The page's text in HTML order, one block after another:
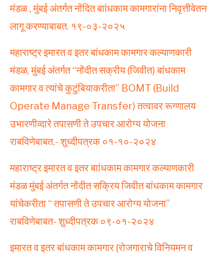
मंडळ , मुंबई अंतर्गत नोंदित बाांधकाम कामगारांना निवृत्तीवेतन
लागू करण्याबाबत. १९-०३-२०२५
महाराष्ट्र इमारत व इतर बांधकाम कामगार कल्याणकारी
मंडळ, मुंबई अंतर्गत “नोंदीत सक्रीय (जिवीत) बांधकाम
कामगार व त्यांचे कुटुंबियाकरीता” BOMT (Build
Operate Manage Transfer) तत्वावर रूग्णालय
उभारणीव्दारे तपासणी ते उपचार आरोग्य योजना
राबविणेबाबत.- शुध्दीपत्रक ०१-१०-२०२४
महाराष्ट्र इमारत व इतर बाांधकाम कामगार कल्याणकारी
मंडळ मुंबई अंतर्गत नोंदीत सक्रिय जिवीत बांधकाम कामगार
यांचेकरीता “ तपासणी ते उपचार आरोग्य योजना”
राबविणेबाबत- शुध्दीपत्रक ०९-०१-२०२४
इमारत व इतर बांधकाम कामगार (रोजगाराचे विनियमन व